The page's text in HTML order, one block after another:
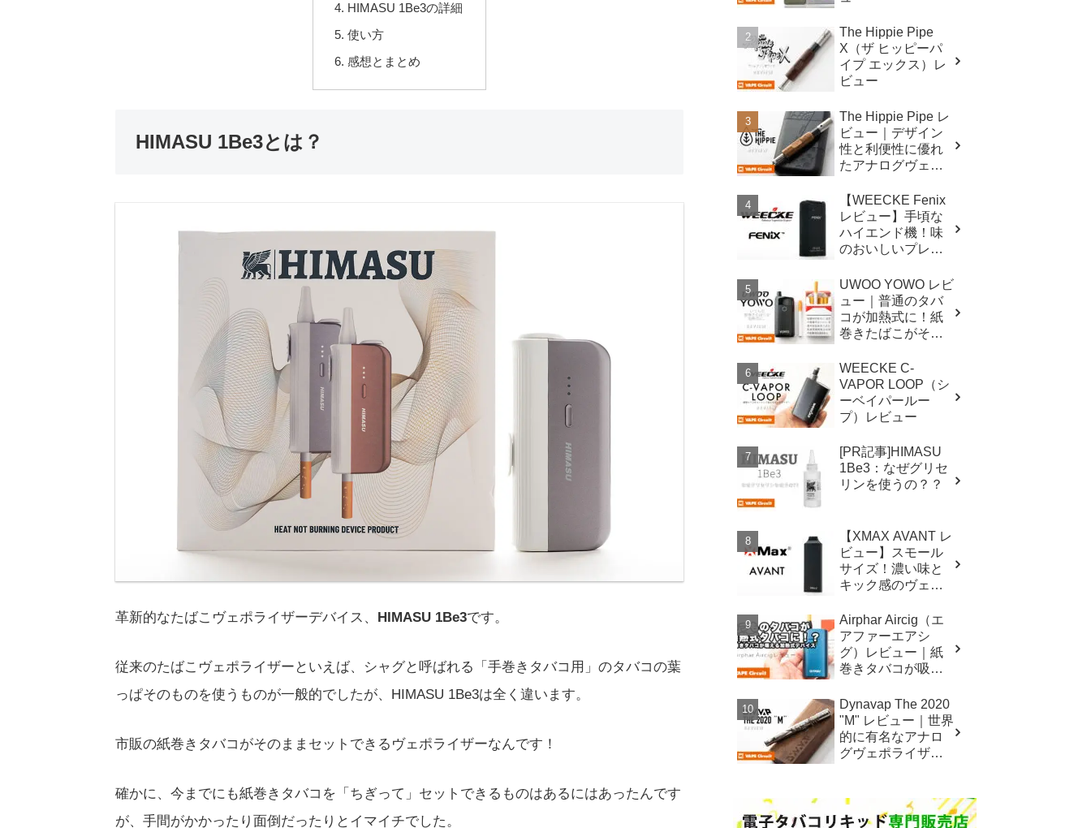
HIMASU 1Be3の詳細
使い方
感想とまとめ
HIMASU 1Be3とは？
革新的なたばこヴェポライザーデバイス、 HIMASU 1Be3です。
従来のたばこヴェポライザーといえば、シャグと呼ばれる「手巻きタバコ用」のタバコの葉
っぱそのものを使うものが一般的でしたが、HIMASU 1Be3は全く違います。
市販の紙巻きタバコがそのままセットできるヴェポライザーなんです！
確かに、今までにも紙巻きタバコを「ちぎって」セットできるものはあるにはあったんです
が、手間がかかったり面倒だったりとイマイチでした。
The Hippie Pipe
X（ザ ヒッピーパ
イプ エックス）レ
ビュー
The Hippie Pipe レ
ビュー｜デザイン
性と利便性に優れ
たアナログヴェポ
【WEECKE Fenix
レビュー】手頃な
ハイエンド機！味
のおいしいプレミ
ー！
UWOO YOWO レビ
ュー｜普通のタバ
コが加熱式に！紙
巻きたばこがその
ライザー！
WEECKE C-
VAPOR LOOP（シ
ーベイパールー
プ）レビュー
[PR記事]HIMASU
1Be3：なぜグリセ
リンを使うの？？
【XMAX AVANT レ
ビュー】スモール
サイズ！濃い味と
キック感のヴェポ
Airphar Aircig（エ
アファーエアシ
グ）レビュー｜紙
巻きタバコが吸え
ス！
Dynavap The 2020
"M" レビュー｜世界
的に有名なアナロ
グヴェポライザー